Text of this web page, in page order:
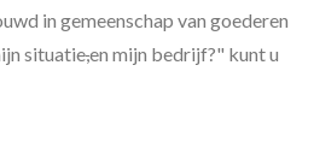
in gemeenschap van goederen
situatie,en mijn bedrijf?" kunt u